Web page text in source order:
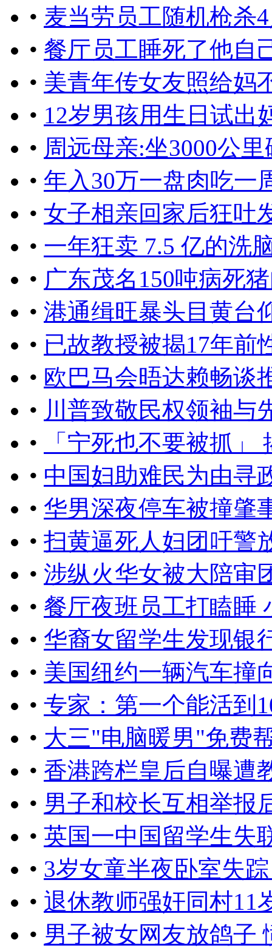
• 麦当劳员工随机枪杀
• 餐厅员工睡死了他自
• 美青年传女友照给妈
• 12岁男孩用生日试出
• 周远母亲:坐3000公
• 年入30万一盘肉吃一
• 女子相亲回家后狂吐
• 一年狂卖 7.5 亿的洗
• 广东茂名150吨病死
• 港通缉旺暴头目黄台
• 已故教授被揭17年前
• 欧巴马会晤达赖畅谈
• 川普致敬民权领袖与
•
「宁死也不要被抓
• 中国妇助难民为由寻
• 华男深夜停车被撞肇
• 扫黄逼死人妇团吁警
• 涉纵火华女被大陪审
• 餐厅夜班员工打瞌睡
• 华裔女留学生发现银
• 美国纽约一辆汽车撞
• 专家：第一个能活到
• 大三"电脑暖男"免费
• 香港跨栏皇后自曝遭
• 男子和校长互相举报
• 英国一中国留学生失
• 3岁女童半夜卧室失
• 退休教师强奸同村11
• 男子被女网友放鸽子